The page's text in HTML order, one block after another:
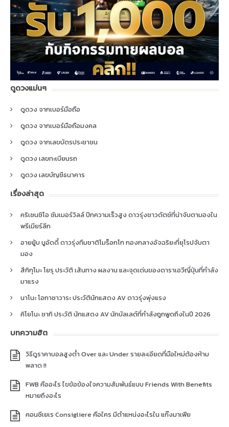
ดูดวงแม่นๆ
ดูดวง จากเบอร์มือถือ
ดูดวง จากเบอร์มือถือมงคล
ดูดวง จากเลขบัตรประชาชน
ดูดวง เลขทะเบียนรถ
ดูดวง เลขบัญชีธนาคาร
เรื่องล่าสุด
คริเซนซิโอ ซัมเมอร์วิลล์ ปีกความเร็วสูง ดาวรุ่งชาวดัตช์ที่น่าจับตามองใน
พรีเมียร์ลีก
อายยู้บ บูอัดดี้ ดาวรุ่งทีมชาติโมร็อกโก กองกลางอัจฉริยะที่ยุโรปจับตา
มอง
สึกิกุโมะ โยรุ ประวัติ เส้นทาง ผลงาน และจุดเด่นของดาราเอวีญี่ปุ่นที่กำลัง
มาแรง
นาโนะ โอกาซาวาระ ประวัตินักแสดง AV ดาวรุ่งพุ่งแรง
คิโยโนะ ซากิ ประวัติ นักแสดง AV นักบัลเลต์ที่กำลังถูกพูดถึงในปี 2026
บทความฮิต
วิธีดูราคาบอลสูงต่ำ Over และ Under รายละเอียดที่มือใหม่ต้องห้าม
พลาด !!
FWB คืออะไร ไขข้อข้องใจความสัมพันธ์แบบ Friends With Benefits
หมายถึงอะไร
คอนซีเยเร Consigliere คือใคร มีตำแหน่งอะไรใน แก๊งมาเฟีย